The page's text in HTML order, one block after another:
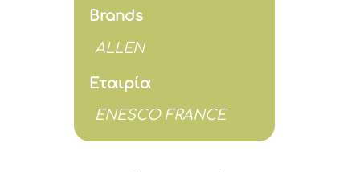
Brands
ALLEN
Εταιρία
ENESCO FRANCE